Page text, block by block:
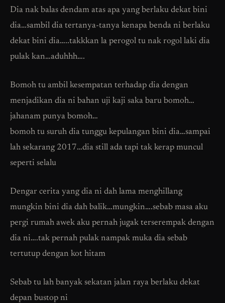
Dia nak balas dendam atas apa yang berlaku dekat bini
dia…sambil dia tertanya-tanya kenapa benda ni berlaku
dekat bini dia…..takkkan la perogol tu nak rogol laki dia
pulak kan…aduhhh….
Bomoh tu ambil kesempatan terhadap dia dengan
menjadikan dia ni bahan uji kaji saka baru bomoh…
jahanam punya bomoh…
bomoh tu suruh dia tunggu kepulangan bini dia…sampai
lah sekarang 2017…dia still ada tapi tak kerap muncul
seperti selalu
Dengar cerita yang dia ni dah lama menghillang
mungkin bini dia dah balik…mungkin….sebab masa aku
pergi rumah awek aku pernah jugak terserempak dengan
dia ni….tak pernah pulak nampak muka dia sebab
tertutup dengan kot hitam
Sebab tu lah banyak sekatan jalan raya berlaku dekat
depan bustop ni